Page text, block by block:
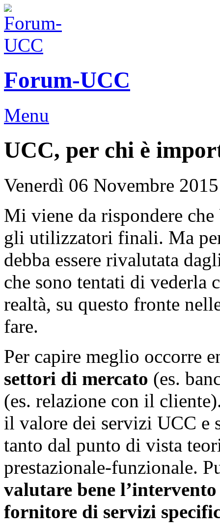
Forum-UCC
Menu
UCC, per chi è
Venerdì 06 Novembre
Mi viene da rispondere
gli utilizzatori finali. Ma
debba essere rivalutata
che sono tentati di vederla
realtà, su questo fronte
fare.
Per capire meglio occorre
settori di mercato (es.
(es. relazione con il
il valore dei servizi UCC e
tanto dal punto di vista
prestazionale-funzionale.
valutare bene
fornitore di servizi